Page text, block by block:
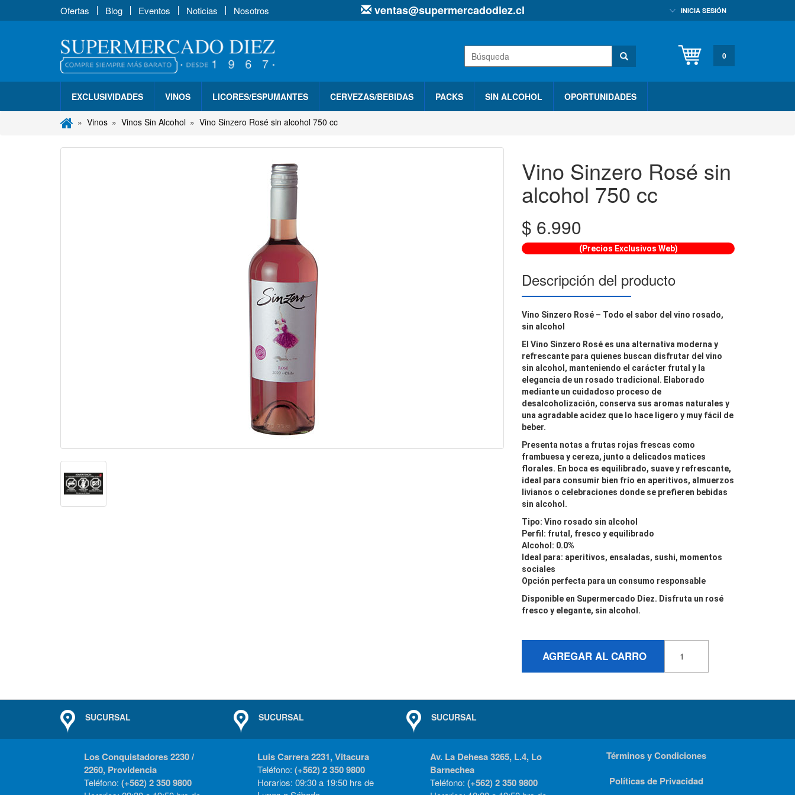
Ofertas Blog Eventos Noticias Nosotros INICIA SESIÓN
ventas@supermercadodiez.cl
0
EXCLUSIVIDADES VINOS LICORES/ESPUMANTES CERVEZAS/BEBIDAS PACKS SIN ALCOHOL OPORTUNIDADES
Vinos Vinos Sin Alcohol Vino Sinzero Rosé sin alcohol 750 cc
Vino Sinzero Rosé sin
alcohol 750 cc
$ 6.990
(Precios Exclusivos Web)
Descripción del producto
Vino Sinzero Rosé – Todo el sabor del vino rosado,
sin alcohol
El Vino Sinzero Rosé es una alternativa moderna y
refrescante para quienes buscan disfrutar del vino
sin alcohol, manteniendo el carácter frutal y la
elegancia de un rosado tradicional. Elaborado
mediante un cuidadoso proceso de
desalcoholización, conserva sus aromas naturales y
una agradable acidez que lo hace ligero y muy fácil de
beber.
Presenta notas a frutas rojas frescas como
frambuesa y cereza, junto a delicados matices
florales. En boca es equilibrado, suave y refrescante,
ideal para consumir bien frío en aperitivos, almuerzos
livianos o celebraciones donde se prefieren bebidas
sin alcohol.
Tipo: Vino rosado sin alcohol
Perfil: frutal, fresco y equilibrado
Alcohol: 0.0%
Ideal para: aperitivos, ensaladas, sushi, momentos
sociales
Opción perfecta para un consumo responsable
Disponible en Supermercado Diez. Disfruta un rosé
fresco y elegante, sin alcohol.
AGREGAR AL CARRO
SUCURSAL
Los Conquistadores 2230 /
2260, Providencia
Teléfono: (+562) 2 350 9800
SUCURSAL
Luis Carrera 2231, Vitacura
Teléfono: (+562) 2 350 9800
Horarios: 09:30 a 19:50 hrs de
SUCURSAL
Av. La Dehesa 3265, L.4, Lo
Barnechea
Teléfono: (+562) 2 350 9800
Términos y Condiciones
Políticas de Privacidad